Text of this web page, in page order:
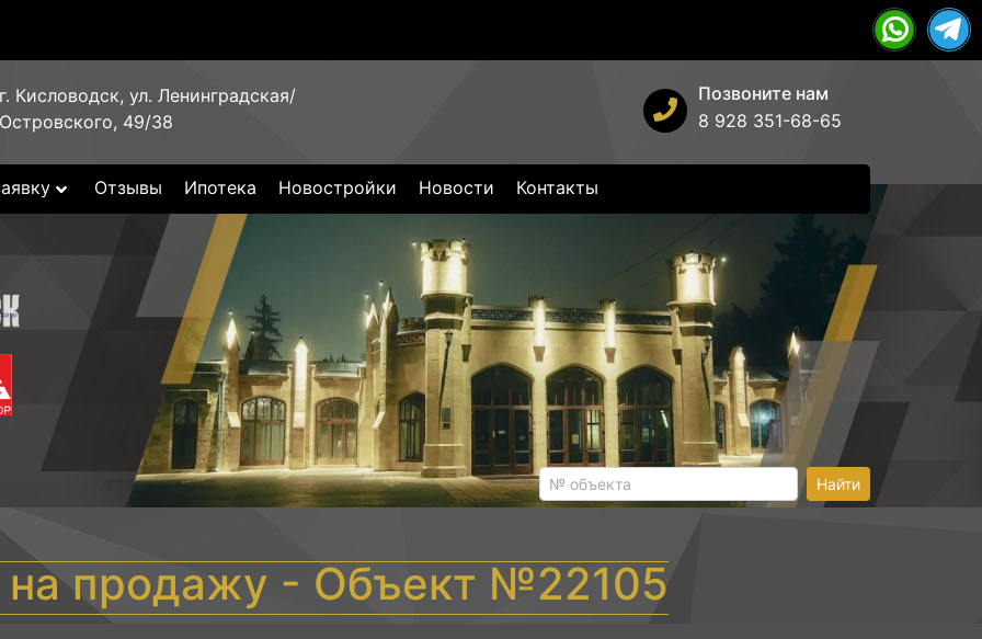
г. Кисловодск, ул. Ленинградская/
Островского, 49/38
Позвоните нам
8 928 351-68-65
Отзывы Ипотека Новостройки Новости Контакты
Найти
на продажу - Объект №22105